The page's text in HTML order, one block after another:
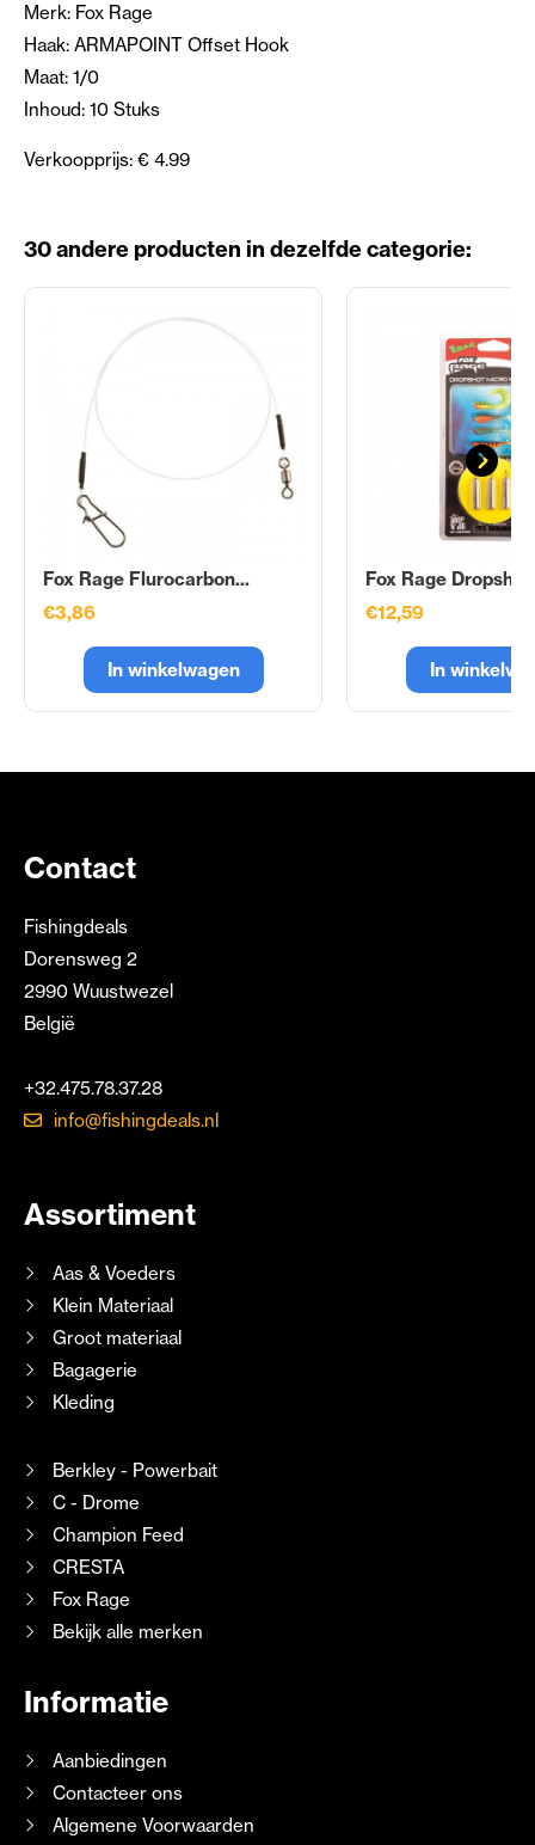
Merk: Fox Rage
Haak: ARMAPOINT Offset Hook
Maat: 1/0
Inhoud: 10 Stuks
Verkoopprijs: € 4.99
30 andere producten in dezelfde categorie:
Fox Rage Flurocarbon...
€3,86
In winkelwagen
Fox Rage
€12,59
In
Contact
Fishingdeals
Dorensweg 2
2990 Wuustwezel
België
+32.475.78.37.28
info@fishingdeals.nl
Assortiment
Aas & Voeders
Klein Materiaal
Groot materiaal
Bagagerie
Kleding
Berkley - Powerbait
C - Drome
Champion Feed
CRESTA
Fox Rage
Bekijk alle merken
Informatie
Aanbiedingen
Contacteer ons
Algemene Voorwaarden